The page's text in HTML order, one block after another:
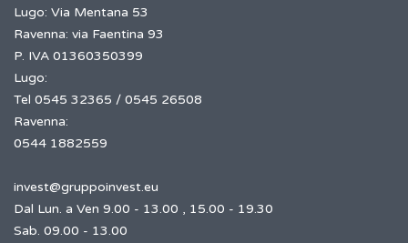
Lugo: Via Mentana 53
Ravenna: via Faentina 93
P. IVA 01360350399
Lugo:
Tel 0545 32365 / 0545 26508
Ravenna:
0544 1882559
invest@gruppoinvest.eu
Dal Lun. a Ven 9.00 - 13.00 , 15.00 - 19.30
Sab. 09.00 - 13.00